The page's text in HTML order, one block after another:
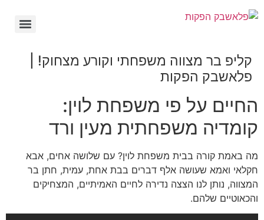
קליפ בר מצווה משפחתי וקורע מצחוק! |
פלאשבק הפקות
החיים על פי משפחת לוין:
קומדיה משפחתית מעין ורד
מה באמת קורה בבית משפחת לוין? עם שלושה אחים, אבא
חקלאי ואמא שעושה אלף דברים בבת אחת, עמית, חתן בר
המצווה, נותן לנו הצצה נדירה לחיים האמיתיים, המצחיקים
והכאוטיים שלהם.